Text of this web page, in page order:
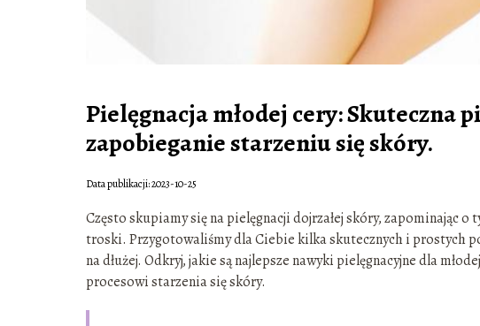
Pielęgnacja młodej cery: Skuteczna
zapobieganie starzeniu się skóry.
Data publikacji: 2023-10-25
Często skupiamy się na pielęgnacji dojrzałej skóry, zapominając
troski. Przygotowaliśmy dla Ciebie kilka skutecznych i prostych
na dłużej. Odkryj, jakie są najlepsze nawyki pielęgnacyjne dla
procesowi starzenia się skóry.